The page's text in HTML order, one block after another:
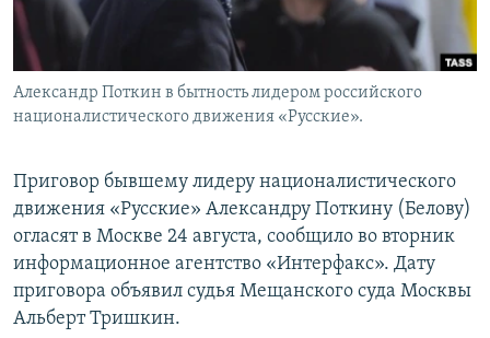
Александр Поткин в бытность лидером российского
националистического движения «Русские».
Приговор бывшему лидеру националистического
движения «Русские» Александру Поткину (Белову)
огласят в Москве 24 августа, сообщило во вторник
информационное агентство «Интерфакс». Дату
приговора объявил судья Мещанского суда Москвы
Альберт Тришкин.